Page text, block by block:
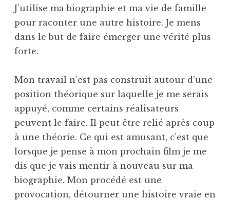
J’utilise ma biographie et ma vie de famille
pour raconter une autre histoire. Je mens
dans le but de faire émerger une vérité plus
forte.
Mon travail n’est pas construit autour d’une
position théorique sur laquelle je me serais
appuyé, comme certains réalisateurs
peuvent le faire. Il peut être relié après coup
à une théorie. Ce qui est amusant, c’est que
lorsque je pense à mon prochain film je me
dis que je vais mentir à nouveau sur ma
biographie. Mon procédé est une
provocation, détourner une histoire vraie en